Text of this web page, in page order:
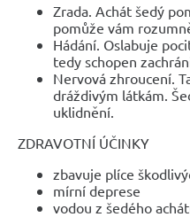
Zrada. Achát šedý
pomůže vám
Hádání. Oslabuje
tedy schopen
Nervová zhroucení.
dráždivým látkám.
uklidnění.
ZDRAVOTNÍ ÚČINKY
zbavuje plíce
mírní deprese
vodou z šedého